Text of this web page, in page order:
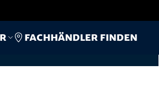
Fachhändler finden
Persönliche Beratung